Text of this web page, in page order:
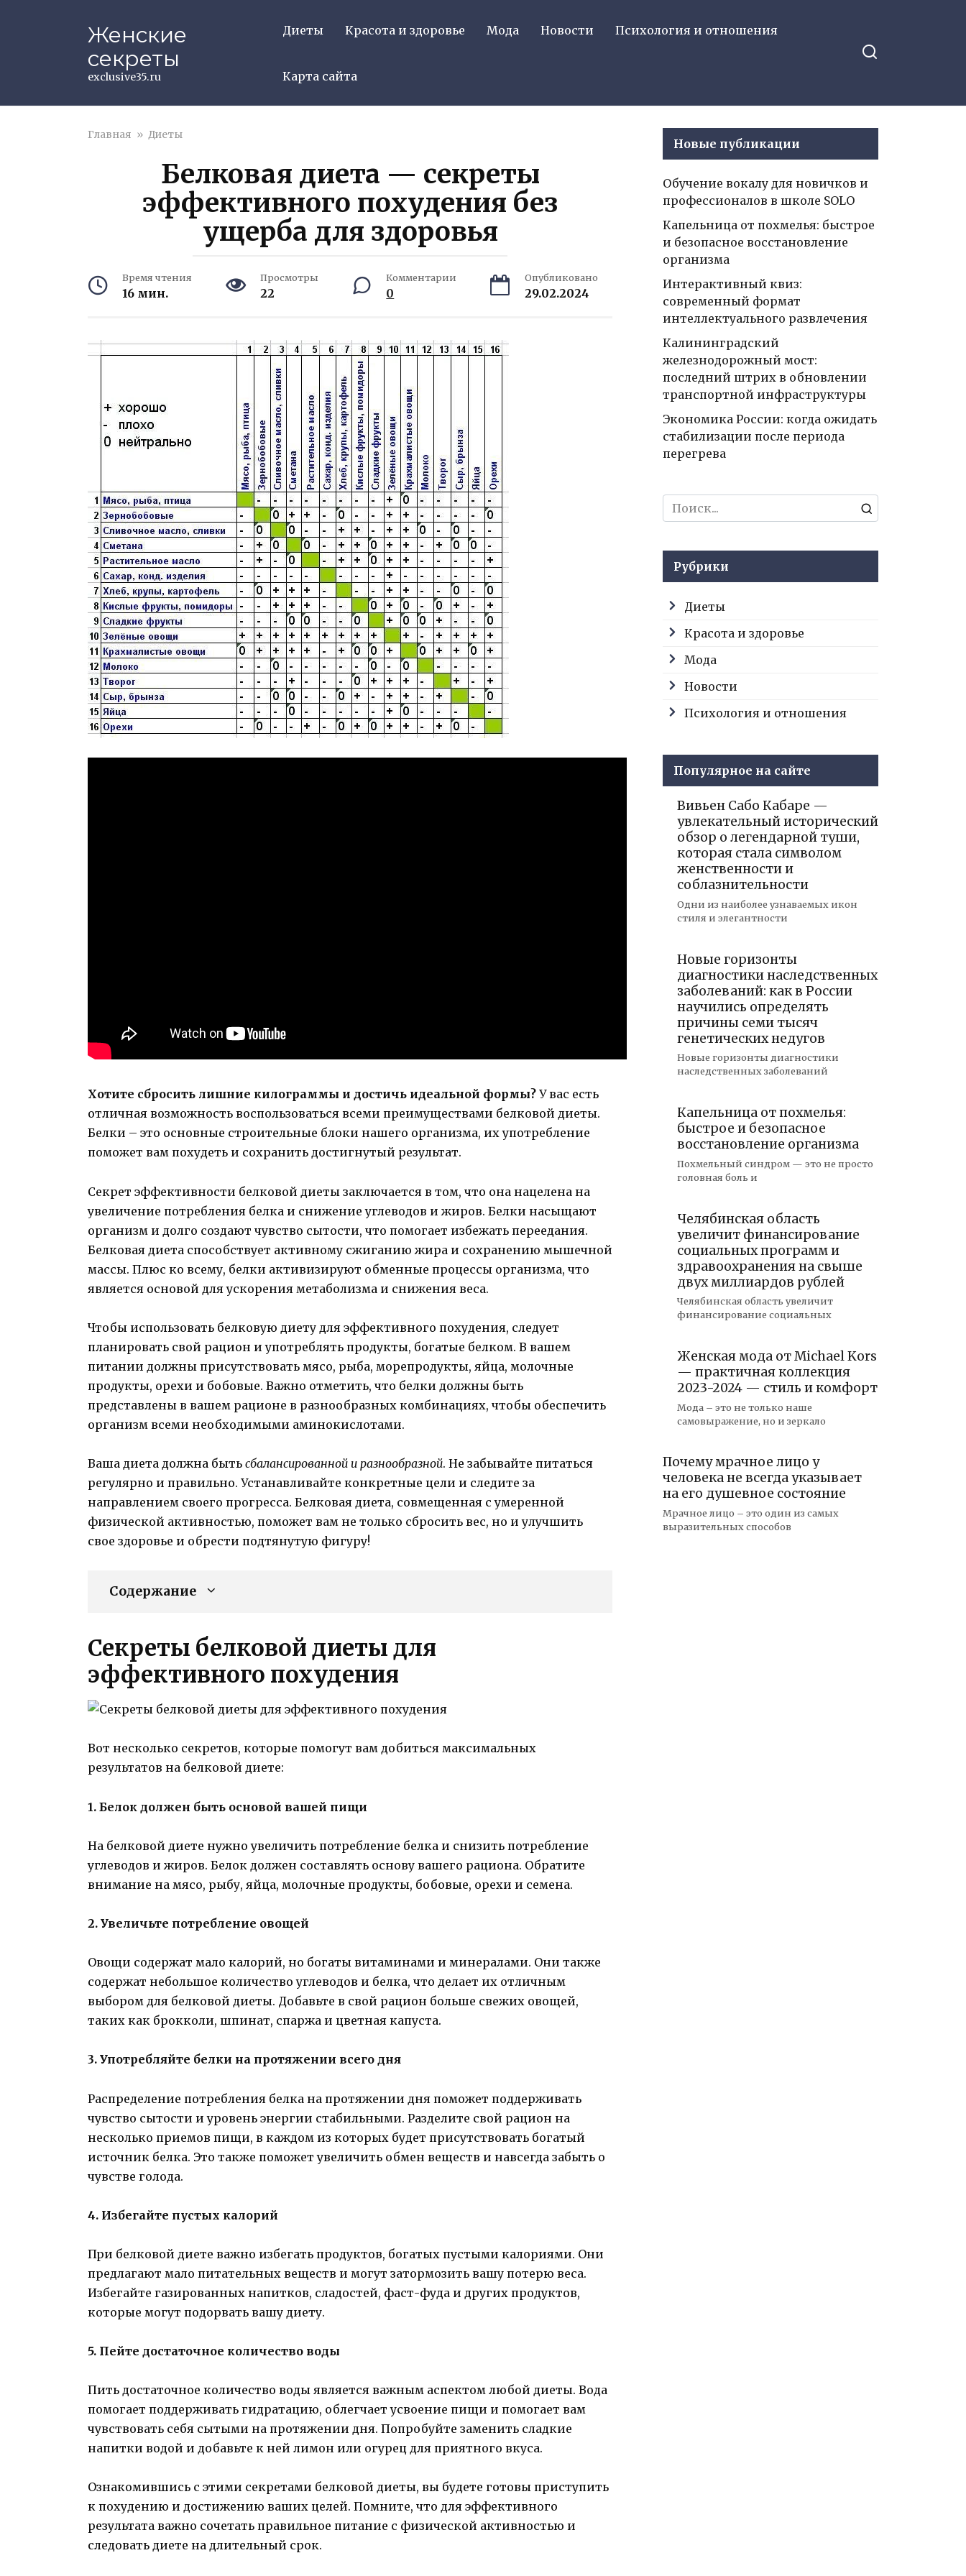
Женские
секреты
exclusive35.ru
Диеты Красота и здоровье Мода Новости Психология и отношения
Карта сайта
Главная » Диеты
Белковая диета — секреты
эффективного похудения без
ущерба для здоровья
Время чтения
16 мин.
Просмотры
22
Комментарии
0
Опубликовано
29.02.2024
Хотите сбросить лишние килограммы и достичь идеальной формы? У вас есть
отличная возможность воспользоваться всеми преимуществами белковой диеты.
Белки – это основные строительные блоки нашего организма, их употребление
поможет вам похудеть и сохранить достигнутый результат.
Секрет эффективности белковой диеты заключается в том, что она нацелена на
увеличение потребления белка и снижение углеводов и жиров. Белки насыщают
организм и долго создают чувство сытости, что помогает избежать переедания.
Белковая диета способствует активному сжиганию жира и сохранению мышечной
массы. Плюс ко всему, белки активизируют обменные процессы организма, что
является основой для ускорения метаболизма и снижения веса.
Чтобы использовать белковую диету для эффективного похудения, следует
планировать свой рацион и употреблять продукты, богатые белком. В вашем
питании должны присутствовать мясо, рыба, морепродукты, яйца, молочные
продукты, орехи и бобовые. Важно отметить, что белки должны быть
представлены в вашем рационе в разнообразных комбинациях, чтобы обеспечить
организм всеми необходимыми аминокислотами.
Ваша диета должна быть сбалансированной и разнообразной. Не забывайте питаться
регулярно и правильно. Устанавливайте конкретные цели и следите за
направлением своего прогресса. Белковая диета, совмещенная с умеренной
физической активностью, поможет вам не только сбросить вес, но и улучшить
свое здоровье и обрести подтянутую фигуру!
Содержание
Секреты белковой диеты для
эффективного похудения
Вот несколько секретов, которые помогут вам добиться максимальных
результатов на белковой диете:
1. Белок должен быть основой вашей пищи
На белковой диете нужно увеличить потребление белка и снизить потребление
углеводов и жиров. Белок должен составлять основу вашего рациона. Обратите
внимание на мясо, рыбу, яйца, молочные продукты, бобовые, орехи и семена.
2. Увеличьте потребление овощей
Овощи содержат мало калорий, но богаты витаминами и минералами. Они также
содержат небольшое количество углеводов и белка, что делает их отличным
выбором для белковой диеты. Добавьте в свой рацион больше свежих овощей,
таких как брокколи, шпинат, спаржа и цветная капуста.
3. Употребляйте белки на протяжении всего дня
Распределение потребления белка на протяжении дня поможет поддерживать
чувство сытости и уровень энергии стабильными. Разделите свой рацион на
несколько приемов пищи, в каждом из которых будет присутствовать богатый
источник белка. Это также поможет увеличить обмен веществ и навсегда забыть о
чувстве голода.
4. Избегайте пустых калорий
При белковой диете важно избегать продуктов, богатых пустыми калориями. Они
предлагают мало питательных веществ и могут затормозить вашу потерю веса.
Избегайте газированных напитков, сладостей, фаст-фуда и других продуктов,
которые могут подорвать вашу диету.
5. Пейте достаточное количество воды
Пить достаточное количество воды является важным аспектом любой диеты. Вода
помогает поддерживать гидратацию, облегчает усвоение пищи и помогает вам
чувствовать себя сытыми на протяжении дня. Попробуйте заменить сладкие
напитки водой и добавьте к ней лимон или огурец для приятного вкуса.
Ознакомившись с этими секретами белковой диеты, вы будете готовы приступить
к похудению и достижению ваших целей. Помните, что для эффективного
результата важно сочетать правильное питание с физической активностью и
следовать диете на длительный срок.
Новые публикации
Обучение вокалу для новичков и
профессионалов в школе SOLO
Капельница от похмелья: быстрое
и безопасное восстановление
организма
Интерактивный квиз:
современный формат
интеллектуального развлечения
Калининградский
железнодорожный мост:
последний штрих в обновлении
транспортной инфраструктуры
Экономика России: когда ожидать
стабилизации после периода
перегрева
Search
for:
Рубрики
Диеты
Красота и здоровье
Мода
Новости
Психология и отношения
Популярное на сайте
Вивьен Сабо Кабаре —
увлекательный исторический
обзор о легендарной туши,
которая стала символом
женственности и
соблазнительности
Одни из наиболее узнаваемых икон
стиля и элегантности
Новые горизонты
диагностики наследственных
заболеваний: как в России
научились определять
причины семи тысяч
генетических недугов
Новые горизонты диагностики
наследственных заболеваний
Капельница от похмелья:
быстрое и безопасное
восстановление организма
Похмельный синдром — это не просто
головная боль и
Челябинская область
увеличит финансирование
социальных программ и
здравоохранения на свыше
двух миллиардов рублей
Челябинская область увеличит
финансирование социальных
Женская мода от Michael Kors
— практичная коллекция
2023-2024 — стиль и комфорт
Мода – это не только наше
самовыражение, но и зеркало
Почему мрачное лицо у
человека не всегда указывает
на его душевное состояние
Мрачное лицо – это один из самых
выразительных способов